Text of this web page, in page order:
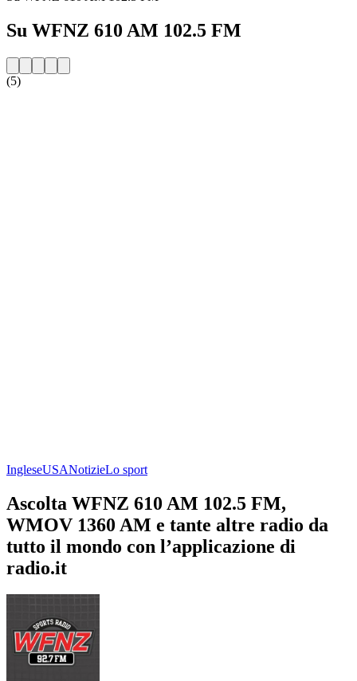
Su WFNZ 610 AM 102.5 FM
(5)
IngleseUSANotizieLo sport
Ascolta WFNZ 610 AM 102.5 FM,
WMOV 1360 AM e tante altre radio da
tutto il mondo con l’applicazione di
radio.it